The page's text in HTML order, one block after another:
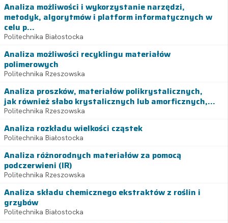
Analiza możliwości i wykorzystanie narzędzi,
metodyk, algorytmów i platform informatycznych w
celu p...
Politechnika Białostocka
Analiza możliwości recyklingu materiałów
polimerowych
Politechnika Rzeszowska
Analiza proszków, materiałów polikrystalicznych,
jak również słabo krystalicznych lub amorficznych,...
Politechnika Rzeszowska
Analiza rozkładu wielkości cząstek
Politechnika Białostocka
Analiza różnorodnych materiałów za pomocą
podczerwieni (IR)
Politechnika Rzeszowska
Analiza składu chemicznego ekstraktów z roślin i
grzybów
Politechnika Białostocka